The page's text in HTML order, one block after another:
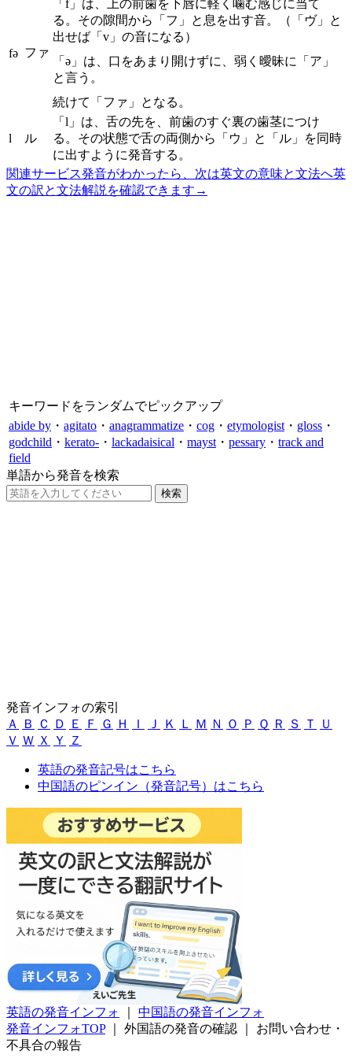
fə ファ
「f」は、上の前歯を下唇に軽く噛む感じに当て
る。その隙間から「フ」と息を出す音。（「ヴ」と
出せば「v」の音になる）
「ə」は、口をあまり開けずに、弱く曖昧に「ア」
と言う。
続けて「ファ」となる。
l ル
「l」は、舌の先を、前歯のすぐ裏の歯茎につけ
る。その状態で舌の両側から「ウ」と「ル」を同時
に出すように発音する。
関連サービス発音がわかったら、次は英文の意味と文法へ英
文の訳と文法解説を確認できます →
キーワードをランダムでピックアップ
abide by ・ agitato ・ anagrammatize ・ cog ・ etymologist ・ gloss ・
godchild ・ kerato- ・ lackadaisical ・ mayst ・ pessary ・ track and
field
単語から発音を検索
発音インフォの索引
Ａ
Ｂ Ｃ Ｄ Ｅ Ｆ Ｇ Ｈ Ｉ Ｊ Ｋ Ｌ Ｍ Ｎ Ｏ Ｐ Ｑ Ｒ Ｓ Ｔ
Ｕ
Ｖ Ｗ Ｘ Ｙ Ｚ
英語の発音記号はこちら
中国語のピンイン（発音記号）はこちら
英語の発音インフォ
中国語の発音インフォ
発音インフォTOP
外国語の発音の確認
お問い合わせ・
不具合の報告